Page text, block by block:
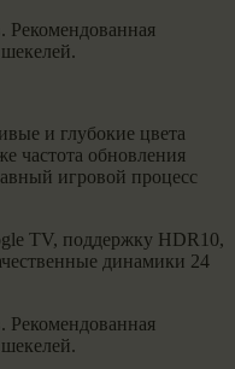
Рекомендованная
и глубокие цвета
частота обновления
игровой процесс
TV, поддержку HDR10,
динамики 24
Рекомендованная